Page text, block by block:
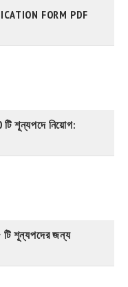
FORM PDF
শূন্যপদে নিয়োগ:
শূন্যপদের জন্য